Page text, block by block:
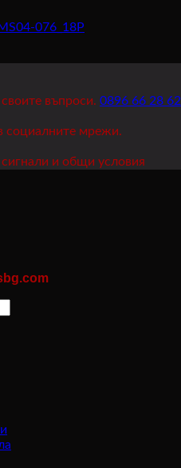
076_18P
въпроси. 0896 66 28 62
социалните мрежи.
и общи условия